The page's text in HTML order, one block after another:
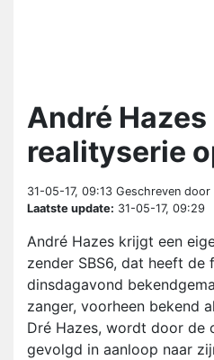
André
realityserie
31-05-17, 09:13 Geschreven door
Laatste update: 31-05-17, 09:29
André Hazes krijgt een
zender SBS6, dat heeft de
dinsdagavond
zanger, voorheen bekend
Dré Hazes, wordt door de
gevolgd in aanloop naar